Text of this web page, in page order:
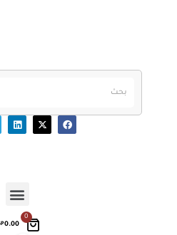
0
EGP0.00